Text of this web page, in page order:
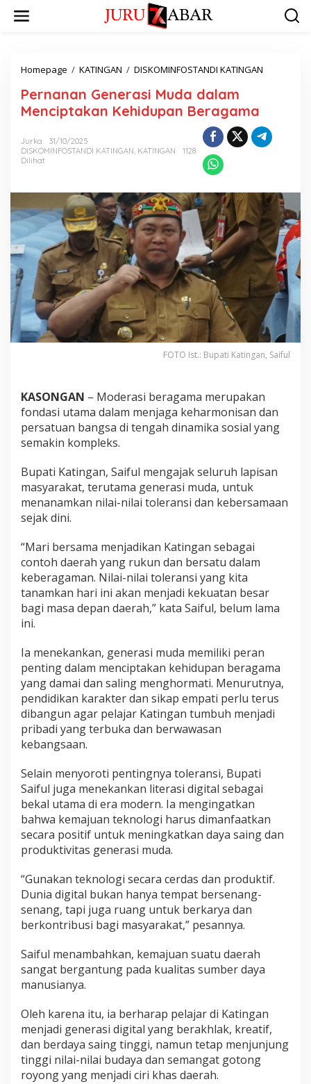
Homepage / KATINGAN / DISKOMINFOSTANDI KATINGAN
Pernanan Generasi Muda dalam
Menciptakan Kehidupan Beragama
Jurka
31/10/2025
DISKOMINFOSTANDI KATINGAN, KATINGAN
1128
Dilihat
FOTO Ist.: Bupati Katingan, Saiful
KASONGAN – Moderasi beragama merupakan
fondasi utama dalam menjaga keharmonisan dan
persatuan bangsa di tengah dinamika sosial yang
semakin kompleks.
Bupati Katingan, Saiful mengajak seluruh lapisan
masyarakat, terutama generasi muda, untuk
menanamkan nilai-nilai toleransi dan kebersamaan
sejak dini.
“Mari bersama menjadikan Katingan sebagai
contoh daerah yang rukun dan bersatu dalam
keberagaman. Nilai-nilai toleransi yang kita
tanamkan hari ini akan menjadi kekuatan besar
bagi masa depan daerah,” kata Saiful, belum lama
ini.
Ia menekankan, generasi muda memiliki peran
penting dalam menciptakan kehidupan beragama
yang damai dan saling menghormati. Menurutnya,
pendidikan karakter dan sikap empati perlu terus
dibangun agar pelajar Katingan tumbuh menjadi
pribadi yang terbuka dan berwawasan
kebangsaan.
Selain menyoroti pentingnya toleransi, Bupati
Saiful juga menekankan literasi digital sebagai
bekal utama di era modern. Ia mengingatkan
bahwa kemajuan teknologi harus dimanfaatkan
secara positif untuk meningkatkan daya saing dan
produktivitas generasi muda.
“Gunakan teknologi secara cerdas dan produktif.
Dunia digital bukan hanya tempat bersenang-
senang, tapi juga ruang untuk berkarya dan
berkontribusi bagi masyarakat,” pesannya.
Saiful menambahkan, kemajuan suatu daerah
sangat bergantung pada kualitas sumber daya
manusianya.
Oleh karena itu, ia berharap pelajar di Katingan
menjadi generasi digital yang berakhlak, kreatif,
dan berdaya saing tinggi, namun tetap menjunjung
tinggi nilai-nilai budaya dan semangat gotong
royong yang menjadi ciri khas daerah.